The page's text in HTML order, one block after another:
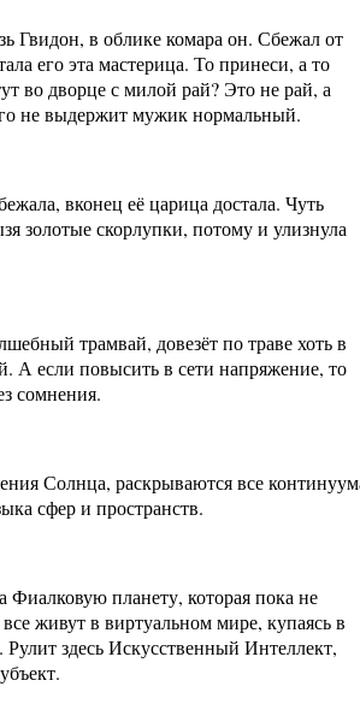
Гвидон, в облике комара он. Сбежал от
его эта мастерица. То принеси, а то
во дворце с милой рай? Это не рай, а
не выдержит мужик нормальный.
вконец её царица достала. Чуть
золотые скорлупки, потому и улизнула
трамвай, довезёт по траве хоть в
А если повысить в сети напряжение, то
сомнения.
Солнца, раскрываются все
сфер и пространств.
Фиалковую планету, которая пока не
живут в виртуальном мире, купаясь в
здесь Искусственный Интеллект,